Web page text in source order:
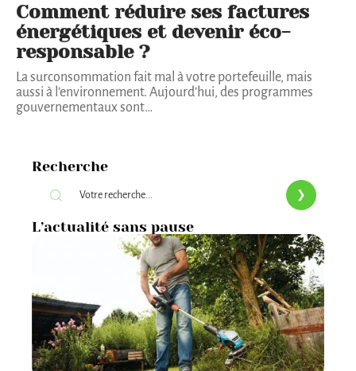
Comment réduire ses factures
énergétiques et devenir éco-
responsable ?
La surconsommation fait mal à votre portefeuille, mais
aussi à l’environnement. Aujourd’hui, des programmes
gouvernementaux sont…
Recherche
L’actualité sans pause